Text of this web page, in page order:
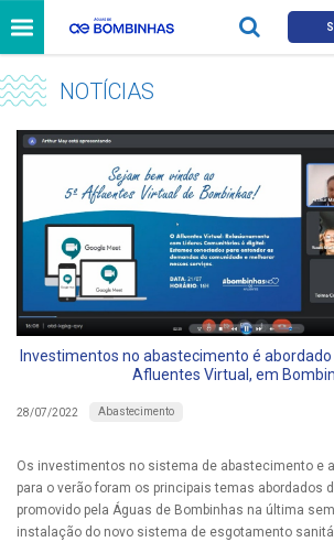
NOTÍCIAS
Investimentos no abastecimento é
Afluentes Virtual, em
28/07/2022 Abastecimento
Os investimentos no sistema de abastecimento e
para o verão foram os principais temas abordados
promovido pela Águas de Bombinhas na última
instalação do novo sistema de esgotamento